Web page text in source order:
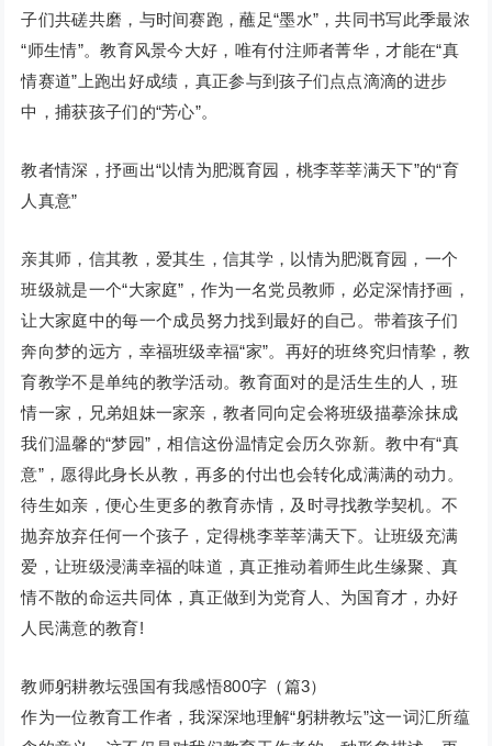
子们共磋共磨，与时间赛跑，蘸足“墨水”，共同书写此季最浓
“师生情”。教育风景今大好，唯有付注师者菁华，才能在“真
情赛道”上跑出好成绩，真正参与到孩子们点点滴滴的进步
中，捕获孩子们的“芳心”。
教者情深，抒画出“以情为肥溉育园，桃李莘莘满天下”的“育
人真意”
亲其师，信其教，爱其生，信其学，以情为肥溉育园，一个
班级就是一个“大家庭”，作为一名党员教师，必定深情抒画，
让大家庭中的每一个成员努力找到最好的自己。带着孩子们
奔向梦的远方，幸福班级幸福“家”。再好的班终究归情挚，教
育教学不是单纯的教学活动。教育面对的是活生生的人，班
情一家，兄弟姐妹一家亲，教者同向定会将班级描摹涂抹成
我们温馨的“梦园”，相信这份温情定会历久弥新。教中有“真
意”，愿得此身长从教，再多的付出也会转化成满满的动力。
待生如亲，便心生更多的教育赤情，及时寻找教学契机。不
抛弃放弃任何一个孩子，定得桃李莘莘满天下。让班级充满
爱，让班级浸满幸福的味道，真正推动着师生此生缘聚、真
情不散的命运共同体，真正做到为党育人、为国育才，办好
人民满意的教育!
教师躬耕教坛强国有我感悟800字（篇3）
作为一位教育工作者，我深深地理解“躬耕教坛”这一词汇所蕴